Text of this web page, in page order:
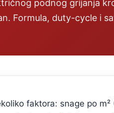
podnog grijanja
Formula, duty-cycle i
faktora: snage po